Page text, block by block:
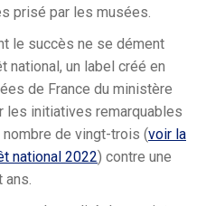
prisé par les musées.
le succès ne se dément
national, un label créé en
de France du ministère
les initiatives remarquables
nombre de vingt-trois (voir la
national 2022) contre une
ans.